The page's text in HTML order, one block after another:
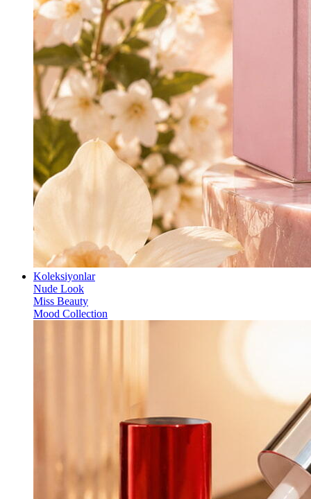
Koleksiyonlar
Nude Look
Miss Beauty
Mood Collection